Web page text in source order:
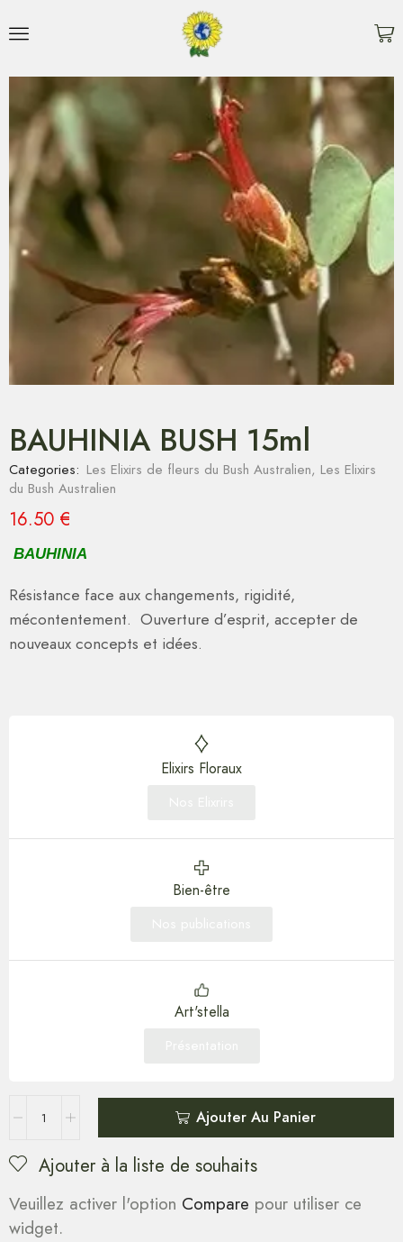
BAUHINIA BUSH 15ml
Categories: Les Elixirs de fleurs du Bush Australien, Les Elixirs
du Bush Australien
16.50 €
BAUHINIA
Résistance face aux changements, rigidité,
mécontentement. Ouverture d’esprit, accepter de
nouveaux concepts et idées.
Elixirs Floraux
Bien-être
Art'stella
Ajouter Au Panier
Ajouter à la liste de souhaits
Veuillez activer l'option Compare pour utiliser ce
widget.